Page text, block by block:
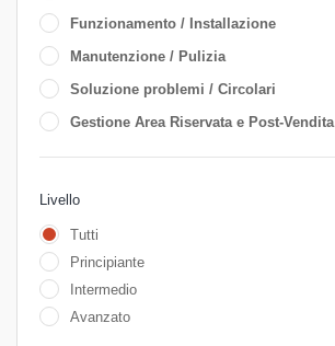
Funzionamento / Installazione
Manutenzione / Pulizia
Soluzione problemi / Circolari
Gestione Area Riservata e Post-Vendita
Livello
Tutti
Principiante
Intermedio
Avanzato